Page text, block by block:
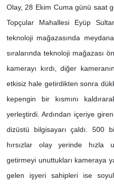
Olay, 28 Ekim Cuma günü saat
Topçular Mahallesi Eyüp
teknoloji mağazasında
sıralarında teknoloji mağazası
kamerayı kırdı, diğer
etkisiz hale getirdikten sonra
kepengin bir kısmını
yerleştirdi. Ardından içeriye
dizüstü bilgisayarı çaldı. 500
hırsızlar olay yerinde hızla
getirmeyi unuttukları kameraya
gelen işyeri sahipleri ise